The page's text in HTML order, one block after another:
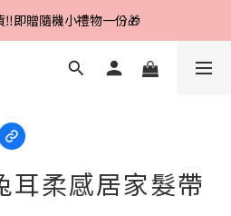
首購、回購皆贈100元
‼️即贈隨機小禮物一份🎁
，首購、回購皆贈100元
耳柔感居家髮帶